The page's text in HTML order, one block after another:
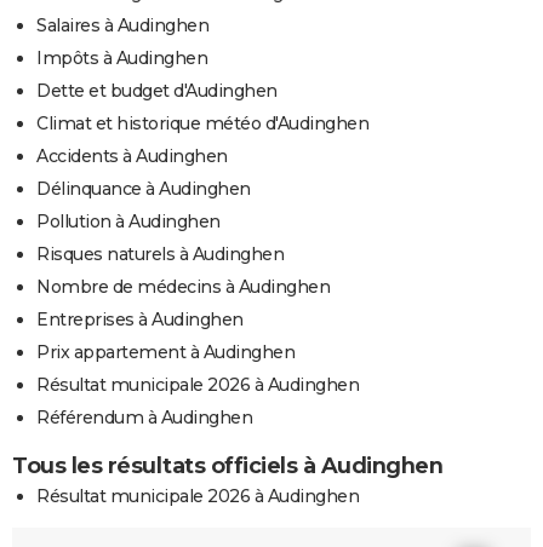
Salaires à Audinghen
Impôts à Audinghen
Dette et budget d'Audinghen
Climat et historique météo d'Audinghen
Accidents à Audinghen
Délinquance à Audinghen
Pollution à Audinghen
Risques naturels à Audinghen
Nombre de médecins à Audinghen
Entreprises à Audinghen
Prix appartement à Audinghen
Résultat municipale 2026 à Audinghen
Référendum à Audinghen
Tous les résultats officiels à Audinghen
Résultat municipale 2026 à Audinghen